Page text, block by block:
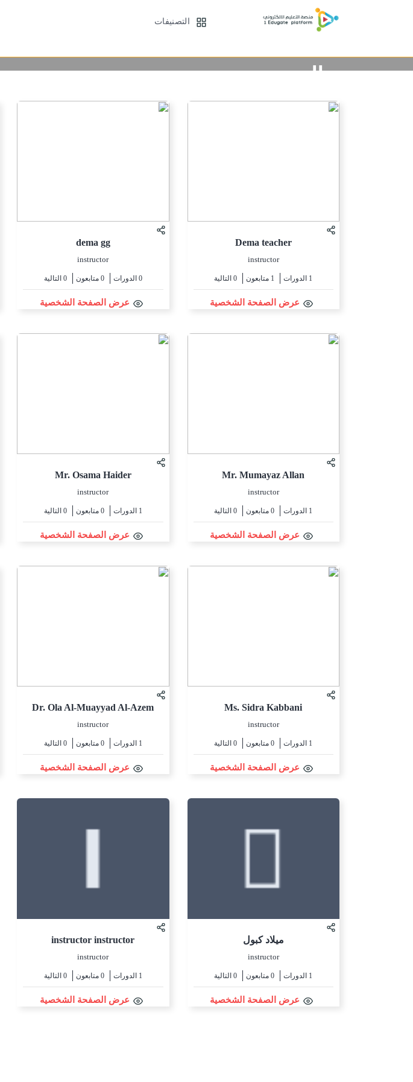
التصنيفات
جميع المدربين
Dema teacher
instructor
1 الدورات 1 متابعون 0 التالية
عرض الصفحة الشخصية
dema gg
instructor
0 الدورات 0 متابعون 0 التالية
عرض الصفحة الشخصية
Mr. Mumayaz Allan
instructor
1 الدورات 0 متابعون 0 التالية
عرض الصفحة الشخصية
Mr. Osama Haider
instructor
1 الدورات 0 متابعون 0 التالية
عرض الصفحة الشخصية
Ms. Sidra Kabbani
instructor
1 الدورات 0 متابعون 0 التالية
عرض الصفحة الشخصية
Dr. Ola Al-Muayyad Al-Azem
instructor
1 الدورات 0 متابعون 0 التالية
عرض الصفحة الشخصية
ميلاد كبول
instructor
1 الدورات 0 متابعون 0 التالية
عرض الصفحة الشخصية
instructor instructor
instructor
1 الدورات 0 متابعون 0 التالية
عرض الصفحة الشخصية